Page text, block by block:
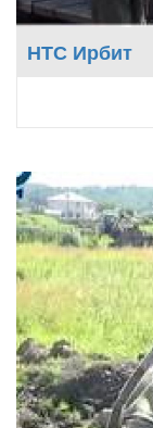
НТС Ирбит